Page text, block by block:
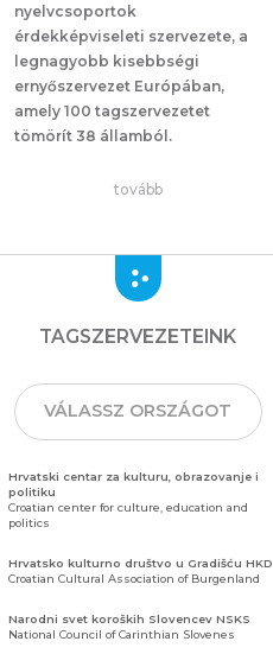
nyelvcsoportok
érdekképviseleti szervezete, a
legnagyobb kisebbségi
ernyőszervezet Európában,
amely 100 tagszervezetet
tömörít 38 államból.
tovább
TAGSZERVEZETEINK
VÁLASSZ ORSZÁGOT
Hrvatski centar za kulturu, obrazovanje i
politiku
Croatian center for culture, education and
politics
Hrvatsko kulturno društvo u Gradišću HKD
Croatian Cultural Association of Burgenland
Narodni svet koroških Slovencev NSKS
National Council of Carinthian Slovenes